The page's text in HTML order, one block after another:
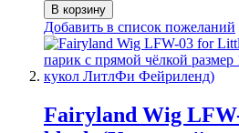
В корзину
Добавить в список пожеланий
Fairyland Wig